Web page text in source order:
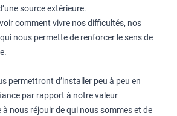
source extérieure.
comment vivre nos difficultés, nos
nous permette de renforcer le sens de
permettront d’installer peu à peu en
par rapport à notre valeur
nous réjouir de qui nous sommes et de